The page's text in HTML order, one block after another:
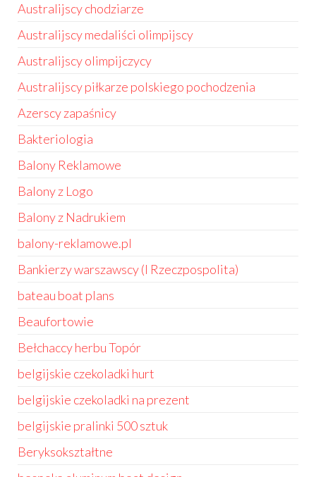
Australijscy chodziarze
Australijscy medaliści olimpijscy
Australijscy olimpijczycy
Australijscy piłkarze polskiego pochodzenia
Azerscy zapaśnicy
Bakteriologia
Balony Reklamowe
Balony z Logo
Balony z Nadrukiem
balony-reklamowe.pl
Bankierzy warszawscy (I Rzeczpospolita)
bateau boat plans
Beaufortowie
Bełchaccy herbu Topór
belgijskie czekoladki hurt
belgijskie czekoladki na prezent
belgijskie pralinki 500 sztuk
Beryksokształtne